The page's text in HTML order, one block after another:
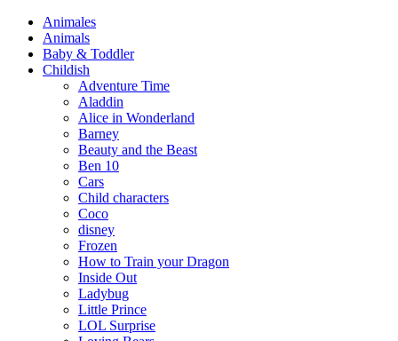
Animales
Animals
Baby & Toddler
Childish
Adventure Time
Aladdin
Alice in Wonderland
Barney
Beauty and the Beast
Ben 10
Cars
Child characters
Coco
disney
Frozen
How to Train your Dragon
Inside Out
Ladybug
Little Prince
LOL Surprise